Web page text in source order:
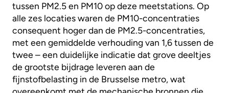
tussen PM2.5 en PM10 op deze meetstations. Op
alle zes locaties waren de PM10-concentraties
consequent hoger dan de PM2.5-concentraties,
met een gemiddelde verhouding van 1,6 tussen de
twee – een duidelijke indicatie dat grove deeltjes
de grootste bijdrage leveren aan de
fijnstofbelasting in de Brusselse metro, wat